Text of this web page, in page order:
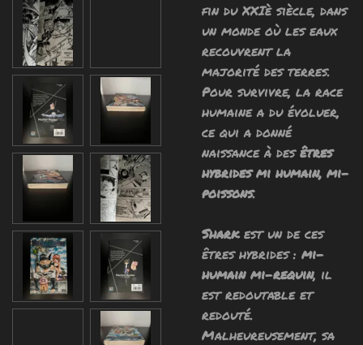
fin duXXIè siècle, dans
un monde où les eaux
recouvrent la
majorité des terres.
Pour survivre, la race
humaine a du évoluer,
ce qui a donné
naissance à desêtres
hybrides mi humain, mi-
poissons.
Sharkest un de ces
êtres hybrides : mi-
humain mi-requin, il
est redoutable et
redouté.
Malheureusement, sa